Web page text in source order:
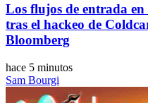
Los flujos de entrada
tras el hackeo de
Bloomberg
hace 5 minutos
Sam Bourgi